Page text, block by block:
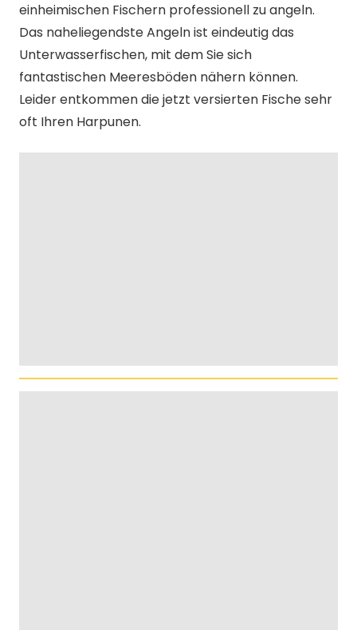
einheimischen Fischern professionell zu angeln.
Das naheliegendste Angeln ist eindeutig das
Unterwasserfischen, mit dem Sie sich
fantastischen Meeresböden nähern können.
Leider entkommen die jetzt versierten Fische sehr
oft Ihren Harpunen.